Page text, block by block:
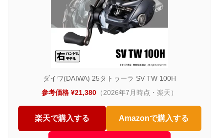
ダイワ(DAIWA) 25タトゥーラ SV TW 100H
参考価格 ¥21,380 （2026年7月時点・楽天）
楽天で購入する Amazonで購入する